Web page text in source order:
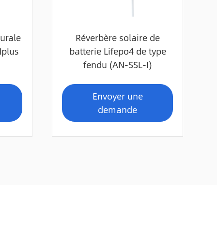
Réverbère solaire de
batterie Lifepo4 de type
fendu (AN-SSL-I)
Envoyer une
demande